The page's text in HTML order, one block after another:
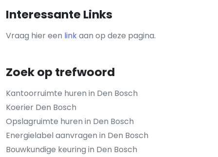
Interessante Links
Vraag hier een linkaan op deze pagina.
Zoek op trefwoord
Kantoorruimte huren in Den Bosch
Koerier Den Bosch
Opslagruimte huren in Den Bosch
Energielabel aanvragen in Den Bosch
Bouwkundige keuring in Den Bosch